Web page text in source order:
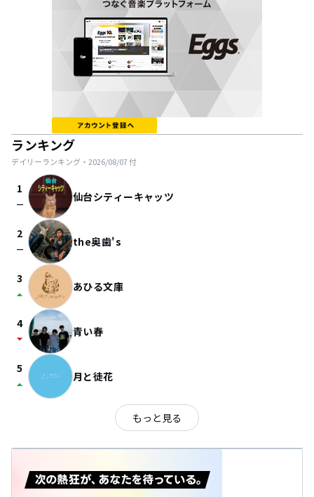
ランキング
デイリーランキング・ 2026/08/07付
1
check_indeterminate_small 仙台シティーキャッツ
2
check_indeterminate_small the奥歯's
3
arrow_drop_up あひる文庫
4
arrow_drop_down 青い春
5
arrow_drop_up 月と徒花
もっと見る